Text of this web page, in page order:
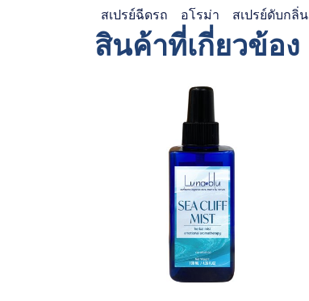
สเปรย์ฉีดรถ
อโรม่า สเปรย์ดับกลิ่น
สินค้าที่เกี่ยวข้อง